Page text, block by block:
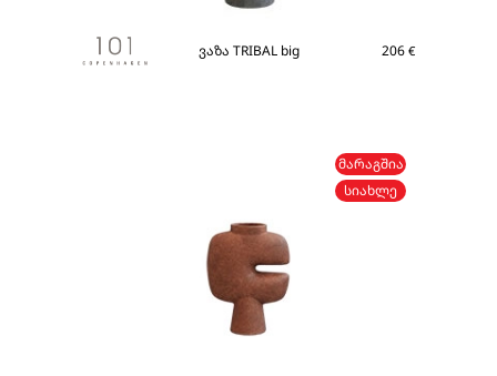
ვაზა TRIBAL big 206 €
ᲛᲐᲠᲐᲒᲨᲘᲐ
ᲡᲘᲐᲮᲚᲔ